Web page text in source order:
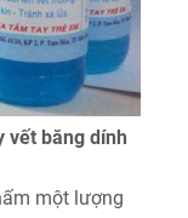
vết băng dính
một lượng